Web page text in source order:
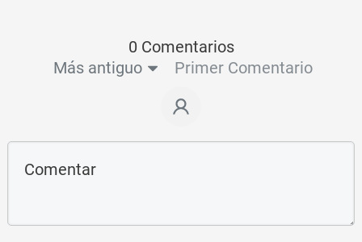
0 Comentarios
Más antiguo
Primer Comentario